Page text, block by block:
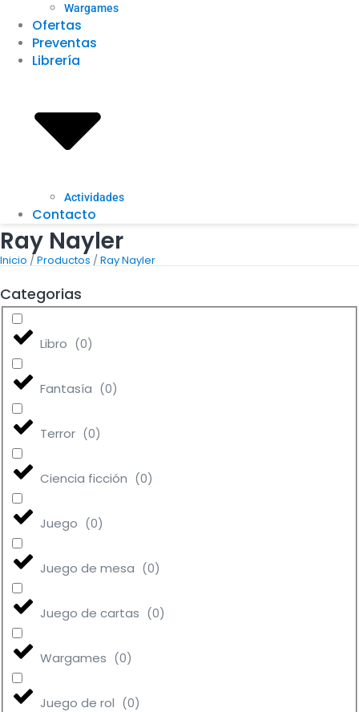
Wargames
Ofertas
Preventas
Librería
Actividades
Contacto
Ray Nayler
Inicio /Productos /Ray Nayler
Categorias
Libro (0)
Fantasía (0)
Terror (0)
Ciencia ficción (0)
Juego (0)
Juego de mesa (0)
Juego de cartas (0)
Wargames (0)
Juego de rol (0)